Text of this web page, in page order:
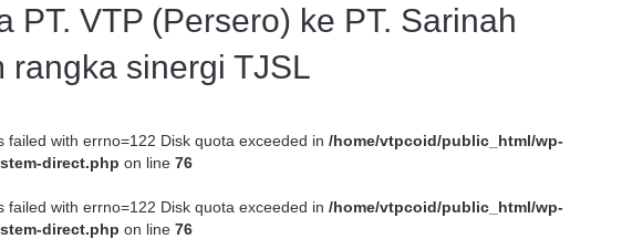
PT. VTP (Persero) ke PT. Sarinah
rangka sinergi TJSL
failed with errno=122 Disk quota exceeded in /home/vtpcoid/public_html/wp-
direct.php on line 76
failed with errno=122 Disk quota exceeded in /home/vtpcoid/public_html/wp-
direct.php on line 76